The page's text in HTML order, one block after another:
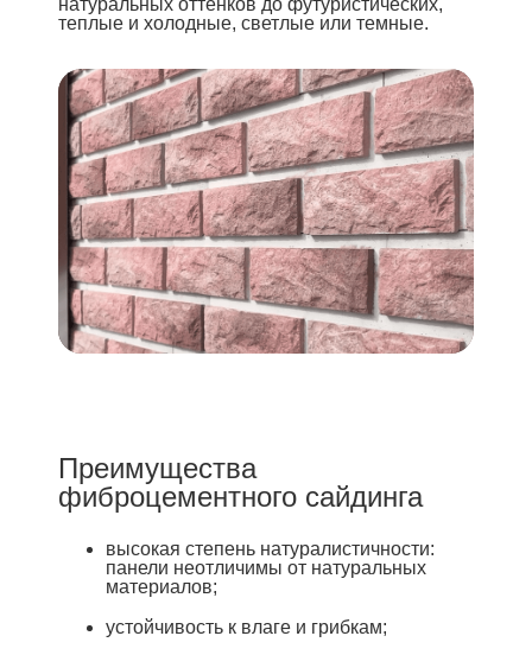
теплые и холодные, светлые или темные.
Преимущества
фиброцементного сайдинга
высокая степень натуралистичности:
панели неотличимы от натуральных
материалов;
устойчивость к влаге и грибкам;